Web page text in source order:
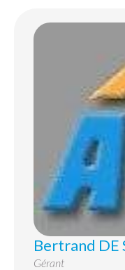
TERRAIN-ABRIS
Bertrand DE
Gérant